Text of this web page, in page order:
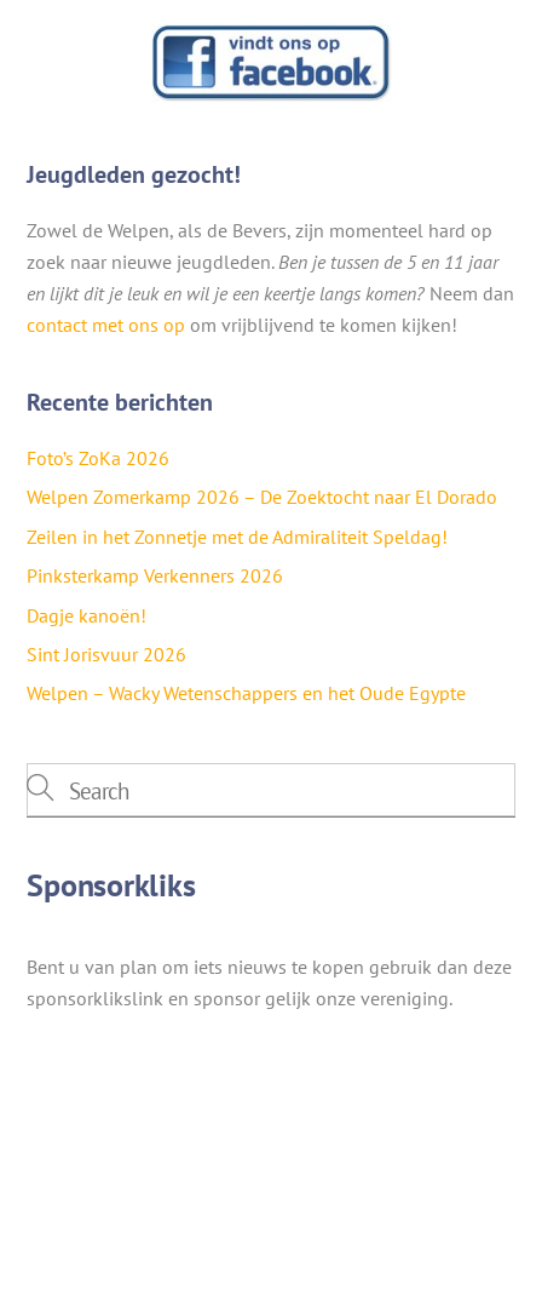
Jeugdleden gezocht!
Zowel de Welpen, als de Bevers, zijn momenteel hard op
zoek naar nieuwe jeugdleden. Ben je tussen de 5 en 11 jaar
en lijkt dit je leuk en wil je een keertje langs komen? Neem dan
contact met ons op om vrijblijvend te komen kijken!
Recente berichten
Foto’s ZoKa 2026
Welpen Zomerkamp 2026 – De Zoektocht naar El Dorado
Zeilen in het Zonnetje met de Admiraliteit Speldag!
Pinksterkamp Verkenners 2026
Dagje kanoën!
Sint Jorisvuur 2026
Welpen – Wacky Wetenschappers en het Oude Egypte
Sponsorkliks
Bent u van plan om iets nieuws te kopen gebruik dan deze
sponsorklikslink en sponsor gelijk onze vereniging.